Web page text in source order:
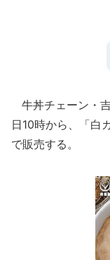
牛丼チェーン・
日10時から、「白
で販売する。